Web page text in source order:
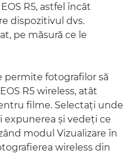
R5, astfel încât
dispozitivul dvs.
pe măsură ce le
permite fotografilor să
R5 wireless, atât
filme. Selectaţi unde
expunerea şi vedeţi ce
modul Vizualizare în
wireless din